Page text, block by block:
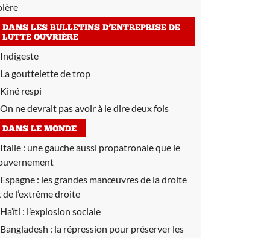
DANS LES BULLETINS D’ENTREPRISE DE
LUTTE OUVRIÈRE
Indigeste
La gouttelette de trop
Kiné respi
On ne devrait pas avoir à le dire deux fois
DANS LE MONDE
Italie : une gauche aussi propatronale que le
Espagne : les grandes manœuvres de la droite
de l’extrême droite
Haïti : l’explosion sociale
Bangladesh : la répression pour préserver les